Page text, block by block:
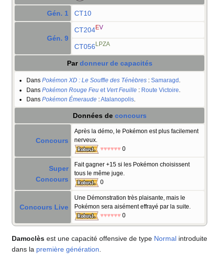
Gén. 1 CT10
Gén. 9
CT204EV
CT056 LPZA
Pardonneur de capacités
Dans Pokémon XD : Le Souffle des Ténèbres : Samaragd
Dans Pokémon Rouge Feuet Vert Feuille : Route Victoire
Dans Pokémon Émeraude :Atalanopolis.
Données de concours
Concours
Après la démo, le Pokémon est plus facilement
nerveux.
♥♥♥♥♥♥ 0
Super
Concours
Fait gagner +15 si les Pokémon choisissent
tous le même juge.
0
Concours Live
Une Démonstration très plaisante, mais le
Pokémon sera aisément effrayé par la suite.
♥♥♥♥♥♥ 0
Damoclès est une capacité offensive de type Normal introduite
dans la première génération